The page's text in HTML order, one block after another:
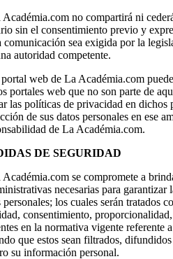
no compartirá ni
sin el consentimiento previo y
comunicación sea exigida por la
autoridad competente.
web de La Académia.com
portales web que no son parte de
las políticas de privacidad en
de sus datos personales en ese
de La Académia.com.
DE SEGURIDAD
se compromete a
necesarias para
personales; los cuales serán tratados
consentimiento,
en la normativa vigente referente
que estos sean filtrados,
su información personal.